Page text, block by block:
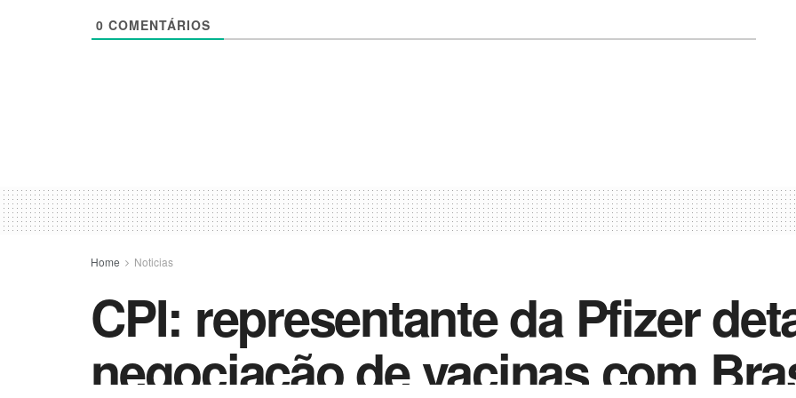
0 COMENTÁRIOS
Home Noticias
CPI: representante da Pfizer
negociação de vacinas com